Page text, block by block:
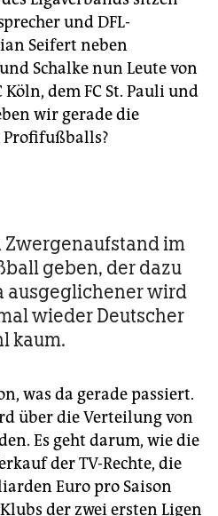
und DFL-
Seifert neben
Schalke nun Leute von
dem FC St. Pauli und
wir gerade die
Profifußballs?
Zwergenaufstand im
geben, der dazu
ausgeglichener wird
wieder Deutscher
kaum.
was da gerade passiert.
über die Verteilung von
Es geht darum, wie die
der TV-Rechte, die
Euro pro Saison
der zwei ersten Ligen